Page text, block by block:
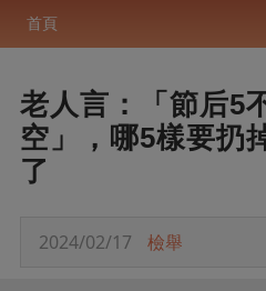
首頁
老人言：「節后5
空」，哪5樣要扔
了
2024/02/17 檢舉